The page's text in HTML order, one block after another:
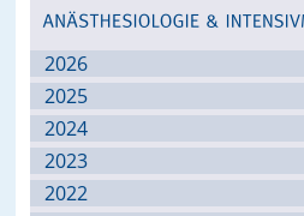
2026
2025
2024
2023
2022